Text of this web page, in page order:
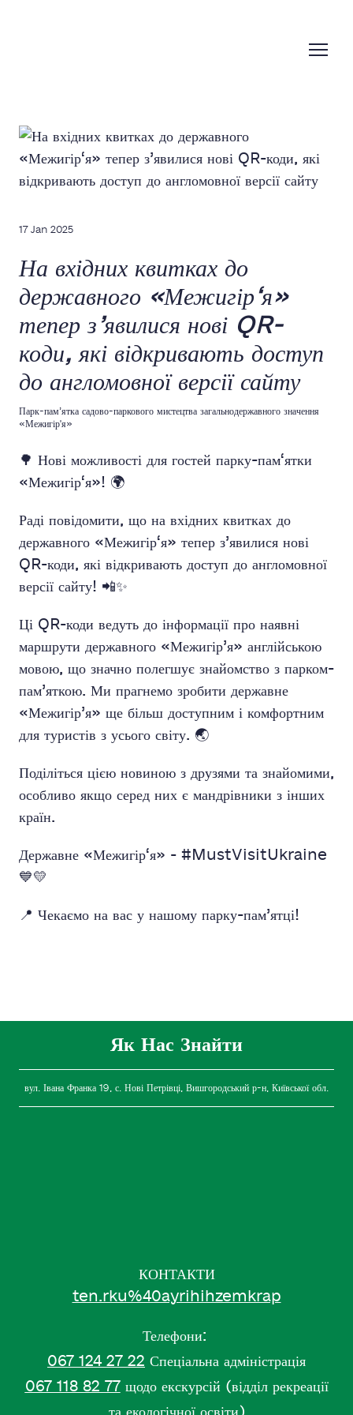
17 Jan 2025
На вхідних квитках до
державного «Межигір‘я»
тепер з’явилися нові QR-
коди, які відкривають доступ
до англомовної версії сайту
Парк-пам’ятка садово-паркового мистецтва загальнодержавного значення
«Межигір'я»
🌳 Нові можливості для гостей парку-пам‘ятки
«Межигір‘я»! 🌍
Раді повідомити, що на вхідних квитках до
державного «Межигір‘я» тепер з’явилися нові
QR-коди, які відкривають доступ до англомовної
версії сайту! 📲✨
Ці QR-коди ведуть до інформації про наявні
маршрути державного «Межигір’я» англійською
мовою, що значно полегшує знайомство з парком-
пам’яткою. Ми прагнемо зробити державне
«Межигір’я» ще більш доступним і комфортним
для туристів з усього світу. 🌏
Поділіться цією новиною з друзями та знайомими,
особливо якщо серед них є мандрівники з інших
країн.
Державне «Межигір‘я» - #MustVisitUkraine
💙💛
📍 Чекаємо на вас у нашому парку-пам’ятці!
Як Нас Знайти
вул. Івана Франка 19, с. Нові Петрівці, Вишгородський р-н, Київської обл.
КОНТАКТИ
ten.rku%40ayrihihzemkrap
Телефони:
067 124 27 22 Спеціальна адміністрація
067 118 82 77щодо екскурсій (відділ рекреації